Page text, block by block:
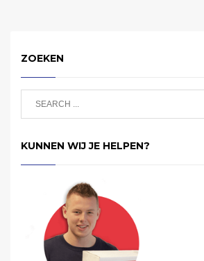
ZOEKEN
KUNNEN WIJ JE HELPEN?